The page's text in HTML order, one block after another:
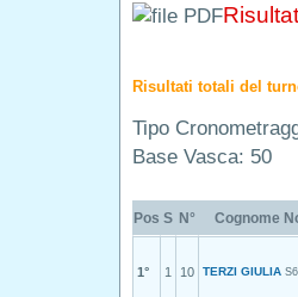
Risultati totali del
Tipo
Base Vasca: 50
Pos S N° Cognome
1° 1 10 TERZI GIULIA S6